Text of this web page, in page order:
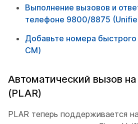
Выполнение вызовов и
телефоне 9800/8875
Добавьте номера
CM)
Автоматический вызов
(PLAR)
PLAR теперь поддерживается